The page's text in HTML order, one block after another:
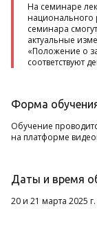
На семинаре
национального
семинара
актуальные
«Положение о
соответствуют
Форма
Обучение
на платформе
Даты и время
20 и 21 марта 2025